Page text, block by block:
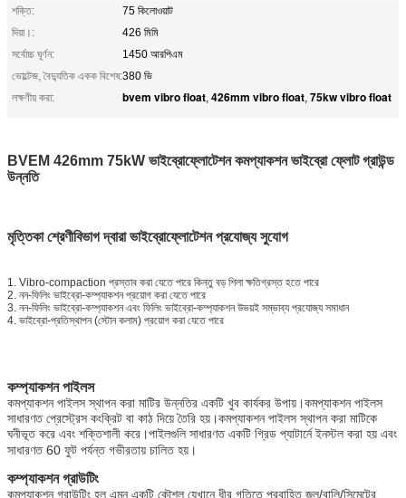
শক্তি:
75 কিলোওয়াট
দিয়া।:
426 মিমি
সর্বোচ্চ ঘূর্ণন:
1450 আরপিএম
ভোল্টেজ, বৈদ্যুতিক একক বিশেষ:380 ভি
লক্ষণীয় করা:
bvem vibro float, 426mm vibro float, 75kw vibro float
BVEM 426mm 75kW ভাইব্রোফ্লোটেশন কমপ্যাকশন ভাইব্রো ফ্লোট গ্রাউন্ড
উন্নতি
মৃত্তিকা শ্রেণীবিভাগ দ্বারা ভাইব্রোফ্লোটেশন প্রযোজ্য সুযোগ
1. Vibro-compaction প্রস্তাব করা যেতে পারে কিন্তু বড় শিলা ক্ষতিগ্রস্ত হতে পারে
2. নন-ফিলিং ভাইব্রো-কম্প্যাকশন প্রয়োগ করা যেতে পারে
3. নন-ফিলিং ভাইব্রো-কম্প্যাকশন এবং ফিলিং ভাইব্রো-কম্প্যাকশন উভয়ই সম্ভাব্য প্রযোজ্য সমাধান
4. ভাইব্রো-প্রতিস্থাপন (স্টোন কলাম) প্রয়োগ করা যেতে পারে
কম্প্যাকশন পাইলস
কমপ্যাকশন পাইলস স্থাপন করা মাটির উন্নতির একটি খুব কার্যকর উপায়।কমপ্যাকশন পাইলস
সাধারণত প্রেস্ট্রেস কংক্রিট বা কাঠ দিয়ে তৈরি হয়।কমপ্যাকশন পাইলস স্থাপন করা মাটিকে
ঘনীভূত করে এবং শক্তিশালী করে।পাইলগুলি সাধারণত একটি গ্রিড প্যাটার্নে ইনস্টল করা হয় এবং
সাধারণত 60 ফুট পর্যন্ত গভীরতায় চালিত হয়।
কম্প্যাকশন গ্রাউটিং
কমপ্যাকশন গ্রাউটিং হল এমন একটি কৌশল যেখানে ধীর গতিতে প্রবাহিত জল/বালি/সিমেন্টের